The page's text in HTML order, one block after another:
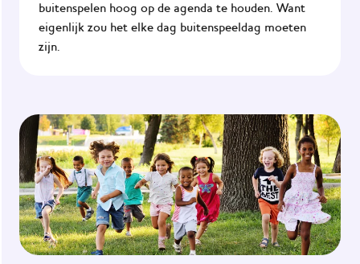
buitenspelen hoog op de agenda te houden. Want
eigenlijk zou het elke dag buitenspeeldag moeten
zijn.